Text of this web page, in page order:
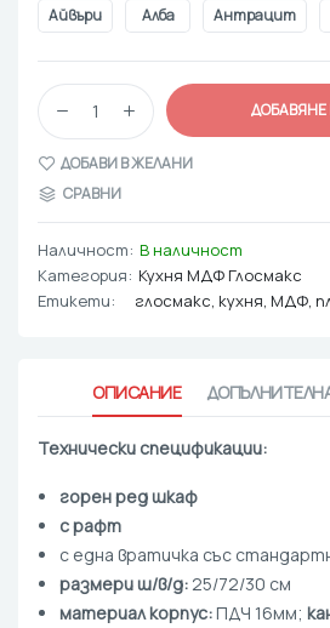
Айвъри Алба Антрацит
ДОБАВЯНЕ
ДОБАВИ В ЖЕЛАНИ
СРАВНИ
Наличност: В наличност
Категория: Кухня МДФ Глосмакс
Етикети:
глосмакс, кухня, МДФ,
ОПИСАНИЕ
Технически спецификации:
горен ред шкаф
с рафт
с една вратичка със
размери ш/в/д:25/72/30 cм
материал корпус:ПДЧ 16мм;